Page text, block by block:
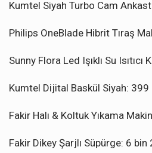
Kumtel Siyah Turbo Cam
Philips OneBlade Hibrit Tıraş
Sunny Flora Led Işıklı Su
Kumtel Dijital Baskül Siyah: 399
Fakir Halı & Koltuk Yıkama
Fakir Dikey Şarjlı Süpürge: 6